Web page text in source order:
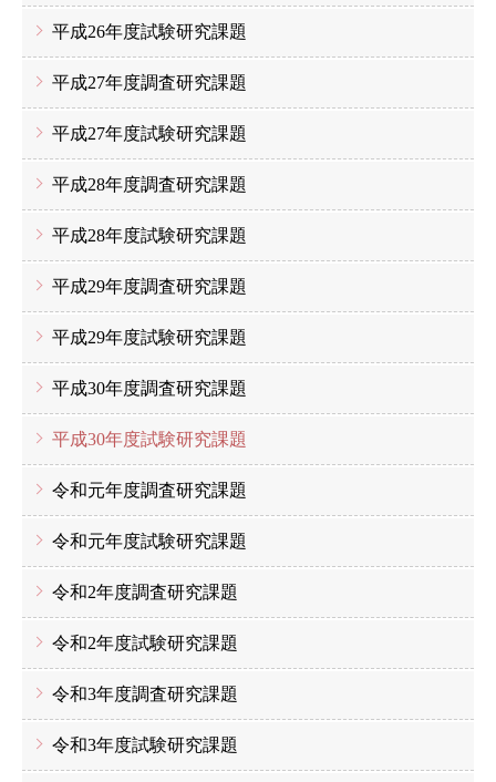
平成26年度試験研究課題
平成27年度調査研究課題
平成27年度試験研究課題
平成28年度調査研究課題
平成28年度試験研究課題
平成29年度調査研究課題
平成29年度試験研究課題
平成30年度調査研究課題
平成30年度試験研究課題
令和元年度調査研究課題
令和元年度試験研究課題
令和2年度調査研究課題
令和2年度試験研究課題
令和3年度調査研究課題
令和3年度試験研究課題